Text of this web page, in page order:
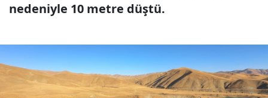
nedeniyle 10 metre düştü.